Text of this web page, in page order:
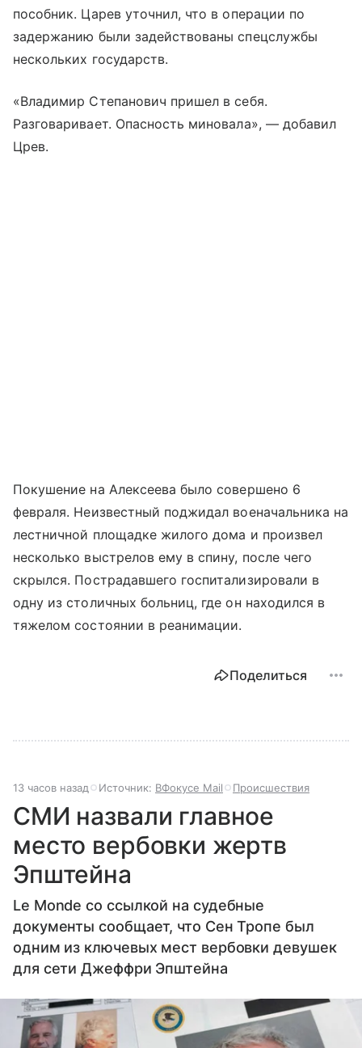
пособник. Царев уточнил, что в операции по
задержанию были задействованы спецслужбы
нескольких государств.
«Владимир Степанович пришел в себя.
Разговаривает. Опасность миновала», — добавил
Црев.
Покушение на Алексеева было совершено 6
февраля. Неизвестный поджидал военачальника на
лестничной площадке жилого дома и произвел
несколько выстрелов ему в спину, после чего
скрылся. Пострадавшего госпитализировали в
одну из столичных больниц, где он находился в
тяжелом состоянии в реанимации.
Поделиться
13 часов назад Источник: ВФокусе Mail Происшествия
СМИ назвали главное
место вербовки жертв
Эпштейна
Le Monde со ссылкой на судебные
документы сообщает, что Сен Тропе был
одним из ключевых мест вербовки девушек
для сети Джеффри Эпштейна